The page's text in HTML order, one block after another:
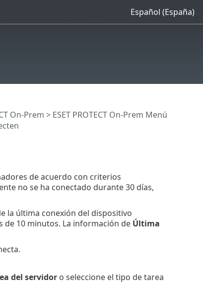
Español (España)
On-Prem > ESET PROTECT On-Prem Menú
de acuerdo con criterios
no se ha conectado durante 30 días,
la última conexión del dispositivo
10 minutos. La información de Última
del servidoro seleccione el tipo de tarea